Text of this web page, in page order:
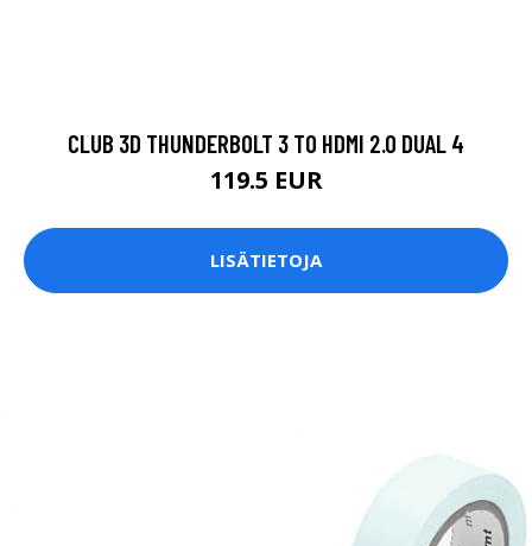
CLUB 3D THUNDERBOLT 3 TO HDMI 2.0 DUAL 4
119.5 EUR
LISÄTIETOJA